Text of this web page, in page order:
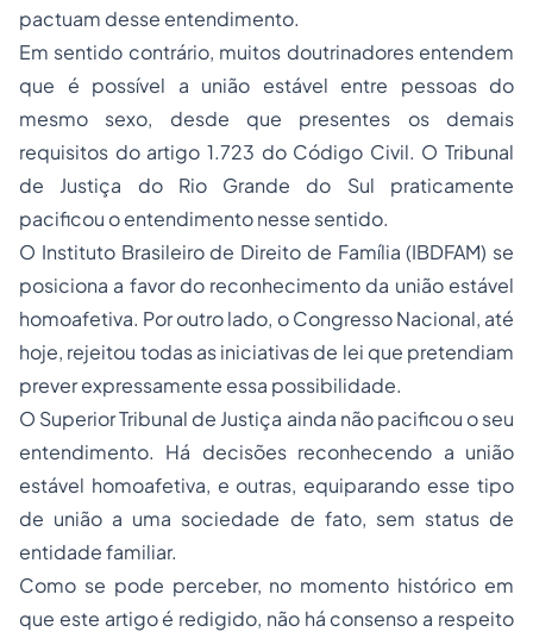
pactuam desse entendimento.
Em sentido contrário, muitos doutrinadores entendem
que é possível a união estável entre pessoas do
mesmo sexo, desde que presentes os demais
requisitos do artigo 1.723 do Código Civil. O Tribunal
de Justiça do Rio Grande do Sul praticamente
pacificou o entendimento nesse sentido.
O Instituto Brasileiro de Direito de Família (IBDFAM) se
posiciona a favor do reconhecimento da união estável
homoafetiva. Por outro lado, o Congresso Nacional, até
hoje, rejeitou todas as iniciativas de lei que pretendiam
prever expressamente essa possibilidade.
O Superior Tribunal de Justiça ainda não pacificou o seu
entendimento. Há decisões reconhecendo a união
estável homoafetiva, e outras, equiparando esse tipo
de união a uma sociedade de fato, sem statusde
entidade familiar.
Como se pode perceber, no momento histórico em
que este artigo é redigido, não há consenso a respeito